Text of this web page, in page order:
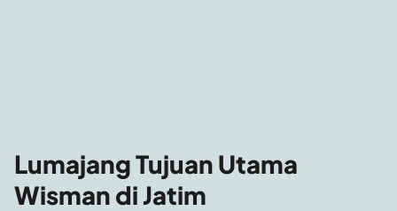
Lumajang Tujuan Utama
Wisman di Jatim